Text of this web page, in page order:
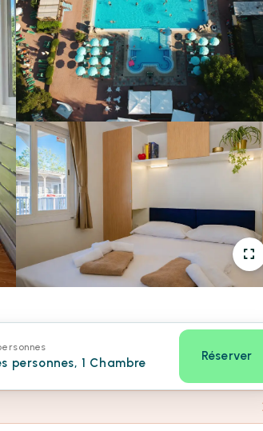
personnes, 1 Chambre Réserver